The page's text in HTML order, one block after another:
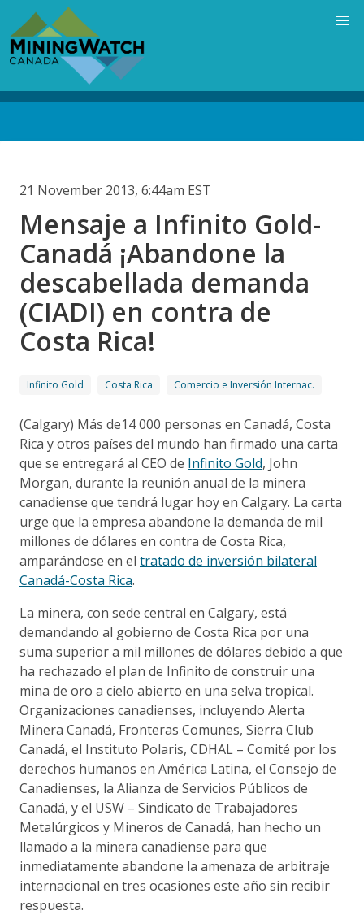
main
content
21 November 2013, 6:44am EST
Mensaje a Infinito Gold-
Canadá ¡Abandone la
descabellada demanda
(CIADI) en contra de
Costa Rica!
Infinito Gold Costa Rica Comercio e Inversión Internac.
(Calgary) Más de14 000 personas en Canadá, Costa
Rica y otros países del mundo han firmado una carta
que se entregará al CEO de Infinito Gold, John
Morgan, durante la reunión anual de la minera
canadiense que tendrá lugar hoy en Calgary. La carta
urge que la empresa abandone la demanda de mil
millones de dólares en contra de Costa Rica,
amparándose en el tratado de inversión bilateral
Canadá-Costa Rica.
La minera, con sede central en Calgary, está
demandando al gobierno de Costa Rica por una
suma superior a mil millones de dólares debido a que
ha rechazado el plan de Infinito de construir una
mina de oro a cielo abierto en una selva tropical.
Organizaciones canadienses, incluyendo Alerta
Minera Canadá, Fronteras Comunes, Sierra Club
Canadá, el Instituto Polaris, CDHAL – Comité por los
derechos humanos en América Latina, el Consejo de
Canadienses, la Alianza de Servicios Públicos de
Canadá, y el USW – Sindicato de Trabajadores
Metalúrgicos y Mineros de Canadá, han hecho un
llamado a la minera canadiense para que
inmediatamente abandone la amenaza de arbitraje
internacional en tres ocasiones este año sin recibir
respuesta.